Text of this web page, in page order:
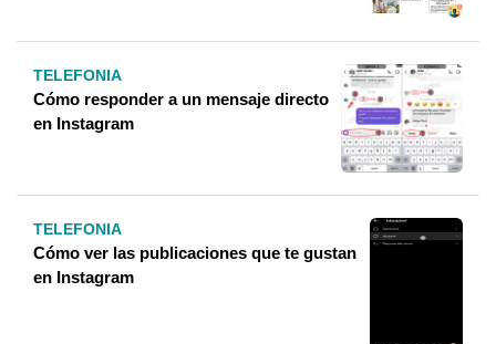
TELEFONIA
Cómo responder a un mensaje directo
en Instagram
TELEFONIA
Cómo ver las publicaciones que te gustan
en Instagram